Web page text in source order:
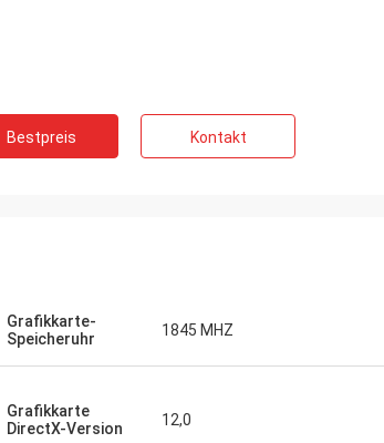
Bestpreis Kontakt
Grafikkarte-
Speicheruhr
1845 MHZ
Grafikkarte
DirectX-Version
12,0